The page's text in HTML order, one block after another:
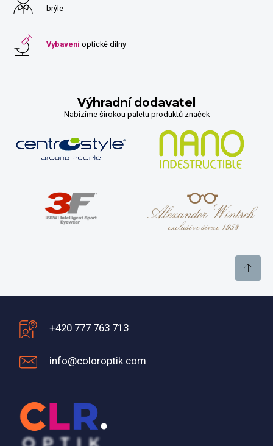
brýle
Vybavení optické dílny
Výhradní dodavatel
Nabízíme širokou paletu produktů značek
+420 777 763 713
info@coloroptik.com